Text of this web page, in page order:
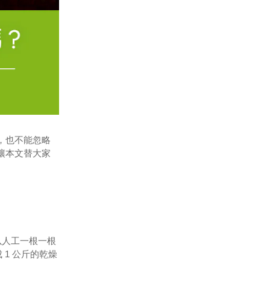
也不能忽略
本文替大家
工一根一根
1 公斤的乾燥